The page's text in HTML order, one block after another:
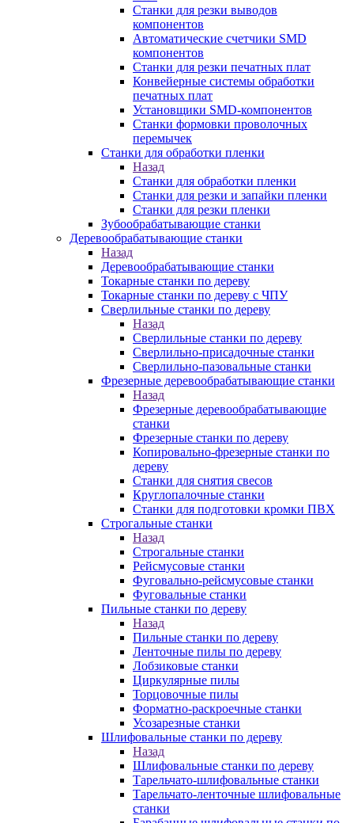
Станки для резки выводов
компонентов
Автоматические счетчики SMD
компонентов
Станки для резки печатных плат
Конвейерные системы обработки
печатных плат
Установщики SMD-компонентов
Станки формовки проволочных
перемычек
Станки для обработки пленки
Назад
Станки для обработки пленки
Станки для резки и запайки пленки
Станки для резки пленки
Зубообрабатывающие станки
Деревообрабатывающие станки
Назад
Деревообрабатывающие станки
Токарные станки по дереву
Токарные станки по дереву с ЧПУ
Сверлильные станки по дереву
Назад
Сверлильные станки по дереву
Сверлильно-присадочные станки
Сверлильно-пазовальные станки
Фрезерные деревообрабатывающие станки
Назад
Фрезерные деревообрабатывающие
станки
Фрезерные станки по дереву
Копировально-фрезерные станки по
дереву
Станки для снятия свесов
Круглопалочные станки
Станки для подготовки кромки ПВХ
Строгальные станки
Назад
Строгальные станки
Рейсмусовые станки
Фуговально-рейсмусовые станки
Фуговальные станки
Пильные станки по дереву
Назад
Пильные станки по дереву
Ленточные пилы по дереву
Лобзиковые станки
Циркулярные пилы
Торцовочные пилы
Форматно-раскроечные станки
Усозарезные станки
Шлифовальные станки по дереву
Назад
Шлифовальные станки по дереву
Тарельчато-шлифовальные станки
Тарельчато-ленточные шлифовальные
станки